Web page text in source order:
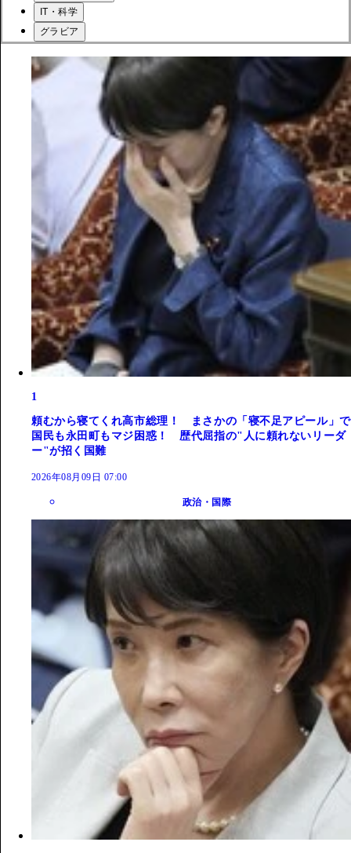
IT・科学
グラビア
1
頼むから寝てくれ高市総理！ まさかの「寝不足アピール」で
国民も永田町もマジ困惑！ 歴代屈指の"人に頼れないリーダ
ー"が招く国難
2026年08月09日 07:00
政治・国際